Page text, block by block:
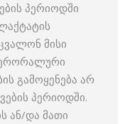
პერიოდში
მისი
გამოყენება არ
პერიოდში.
ან/და მათი